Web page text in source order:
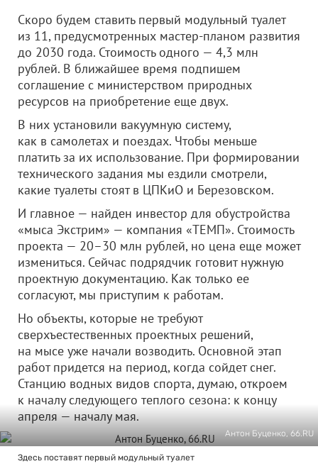
Скоро будем ставить первый модульный туалет
из 11, предусмотренных мастер-планом развития
до 2030 года. Стоимость одного — 4,3 млн
рублей. В ближайшее время подпишем
соглашение с министерством природных
ресурсов на приобретение еще двух.
В них установили вакуумную систему,
как в самолетах и поездах. Чтобы меньше
платить за их использование. При формировании
технического задания мы ездили смотрели,
какие туалеты стоят в ЦПКиО и Березовском.
И главное — найден инвестор для обустройства
«мыса Экстрим» — компания «ТЕМП». Стоимость
проекта — 20–30 млн рублей, но цена еще может
измениться. Сейчас подрядчик готовит нужную
проектную документацию. Как только ее
согласуют, мы приступим к работам.
Но объекты, которые не требуют
сверхъестественных проектных решений,
на мысе уже начали возводить. Основной этап
работ придется на период, когда сойдет снег.
Станцию водных видов спорта, думаю, откроем
к началу следующего теплого сезона: к концу
апреля — началу мая.
Антон Буценко, 66.RU
Здесь поставят первый модульный туалет